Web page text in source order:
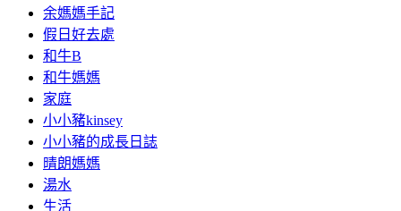
余媽媽手記
假日好去處
和牛B
和牛媽媽
家庭
小小豬kinsey
小小豬的成長日誌
晴朗媽媽
湯水
生活